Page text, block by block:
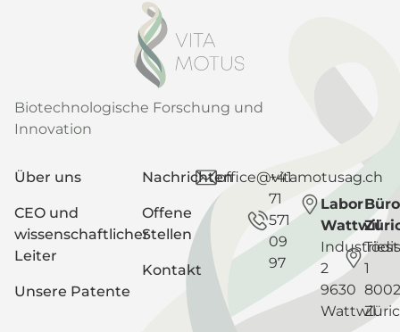
Biotechnologische Forschung und
Innovation
Über uns
CEO und
wissenschaftlicher
Leiter
Unsere Patente
Nachrichten
Offene
Stellen
Kontakt
office@vitamotusag.ch
+41
71
571
09
97
Labor
Wattwil
2
9630
Wattwil
Büro
1
8002